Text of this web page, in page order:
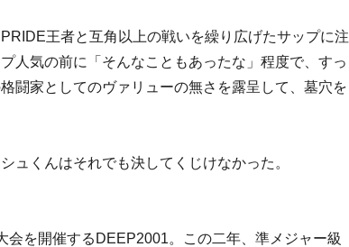
王者と互角以上の戦いを繰り広げたサップに注
人気の前に「そんなこともあったな」程度で、すっ
闘家としてのヴァリューの無さを露呈して、墓穴を
くんはそれでも決してくじけなかった。
を開催するDEEP2001。この二年、準メジャー級